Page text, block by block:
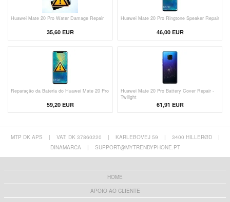
Huawei Mate 20 Pro Water Damage Repair
35,60 EUR
Huawei Mate 20 Pro Ringtone Speaker Repair
46,00 EUR
Reparação da Bateria do Huawei Mate 20 Pro
59,20 EUR
Huawei Mate 20 Pro Battery Cover Repair -
Twilight
61,91 EUR
MTP DK APS | VAT: DK 37860220 | KARLEBOVEJ 59 | 3400 HILLERØD
|
DINAMARCA
| SUPPORT@MYTRENDYPHONE.PT
HOME
APOIO AO CLIENTE